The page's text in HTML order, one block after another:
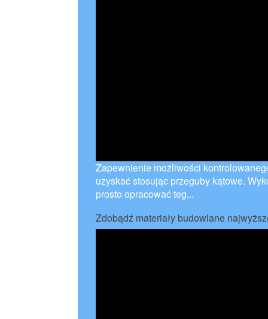
Zapewnienie możliwości
uzyskać stosując przeguby kątowe.
prosto opracować teg...
Zdobądź materiały budowlane